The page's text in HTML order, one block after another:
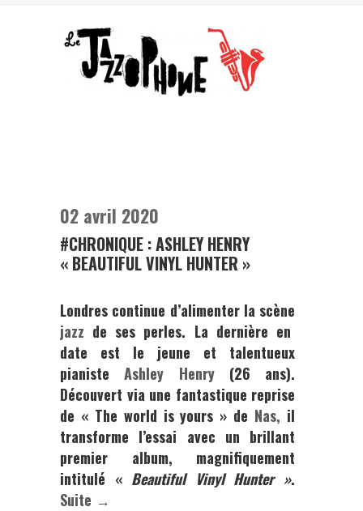
02 avril 2020
#CHRONIQUE : ASHLEY HENRY
« BEAUTIFUL VINYL HUNTER »
Londres continue d’alimenter la scène
jazz de ses perles. La dernière en
date est le jeune et talentueux
pianisteAshley Henry(26 ans).
Découvert via une fantastique reprise
de « The world is yours » de Nas, il
transforme l’essai avec un brillant
premier album, magnifiquement
intitulé «Beautiful Vinyl Hunter ».
Suite →